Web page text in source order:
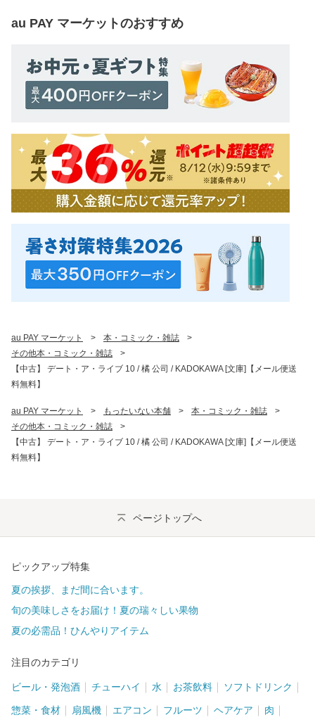
au PAY マーケットのおすすめ
au PAY マーケット > 本・コミック・雑誌
>
その他本・コミック・雑誌
>
【中古】 デート・ア・ライブ 10 / 橘 公司 / KADOKAWA [文庫]【メール便送
料無料】
au PAY マーケット > もったいない本舗 > 本・コミック・雑誌
>
その他本・コミック・雑誌
>
【中古】 デート・ア・ライブ 10 / 橘 公司 / KADOKAWA [文庫]【メール便送
料無料】
ページトップへ
ピックアップ特集
夏の挨拶、まだ間に合います。
旬の美味しさをお届け！夏の瑞々しい果物
夏の必需品！ひんやりアイテム
注目のカテゴリ
ビール・発泡酒 チューハイ 水 お茶飲料 ソフトドリンク
惣菜・食材 扇風機 エアコン フルーツ ヘアケア 肉